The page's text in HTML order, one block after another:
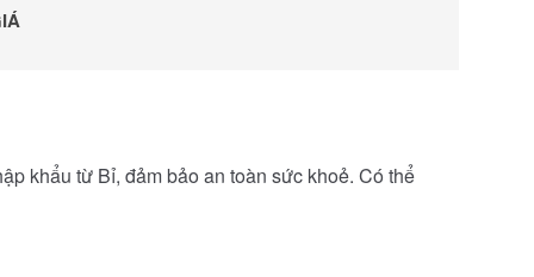
khẩu từ Bỉ, đảm bảo an toàn sức khoẻ. Có thể